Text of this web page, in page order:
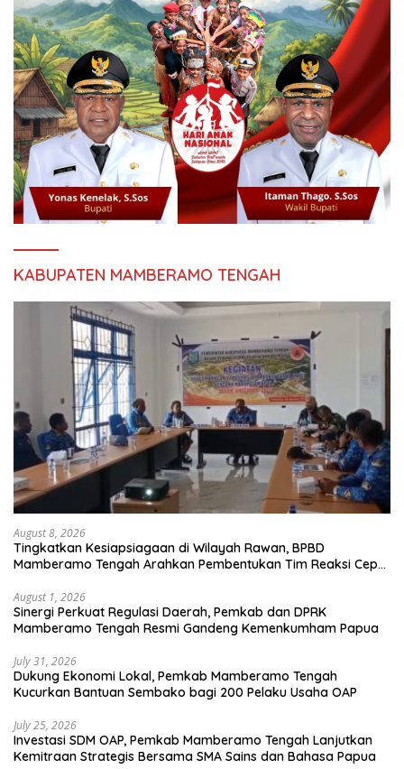
KABUPATEN MAMBERAMO TENGAH
August 8, 2026
Tingkatkan Kesiapsiagaan di Wilayah Rawan, BPBD
Mamberamo Tengah Arahkan Pembentukan Tim Reaksi Cepat
August 1, 2026
Sinergi Perkuat Regulasi Daerah, Pemkab dan DPRK
Mamberamo Tengah Resmi Gandeng Kemenkumham Papua
July 31, 2026
Dukung Ekonomi Lokal, Pemkab Mamberamo Tengah
Kucurkan Bantuan Sembako bagi 200 Pelaku Usaha OAP
July 25, 2026
Investasi SDM OAP, Pemkab Mamberamo Tengah Lanjutkan
Kemitraan Strategis Bersama SMA Sains dan Bahasa Papua